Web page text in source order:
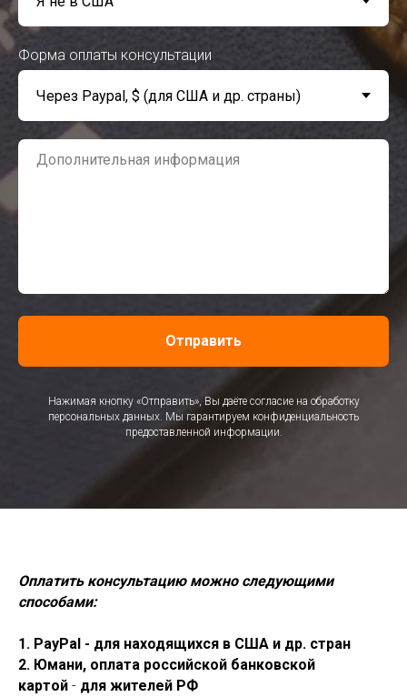
Форма оплаты консультации
Отправить
Нажимая кнопку «Отправить», Вы даёте согласие на обработку
персональных данных. Мы гарантируем конфиденциальность
предоставленной информации.
Оплатить консультацию можно следующими
способами:
1. PayPal - для находящихся в США и др. стран
2. Юмани, оплата российской банковской
картой - для жителей РФ